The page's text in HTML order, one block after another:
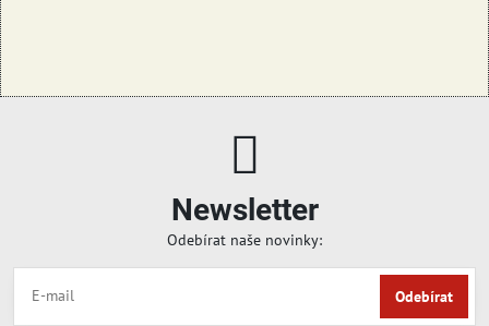
Newsletter
Odebírat naše novinky:
Odebírat